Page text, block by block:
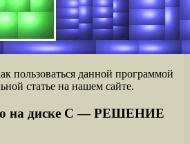
пользоваться данной программой
статье на нашем сайте.
на диске С — РЕШЕНИЕ